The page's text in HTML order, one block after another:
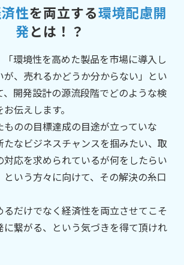
性を両立する環境配慮開
発とは！？
環境性を高めた製品を市場に導入し
が、売れるかどうか分からない」とい
、開発設計の源流段階でどのような検
伝えします。
のの目標達成の目途が立っていな
たなビジネスチャンスを掴みたい、取
対応を求められているが何をしたらい
という方々に向けて、その解決の糸口
だけでなく経済性を両立させてこそ
に繋がる、という気づきを得て頂けれ